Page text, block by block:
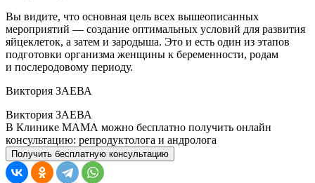
Вы видите, что основная цель всех вышеописанных
мероприятий — создание оптимальных условий для развития
яйцеклеток, а затем и зародыша. Это и есть один из этапов
подготовки организма женщины к беременности, родам
и послеродовому периоду.
Виктория ЗАЕВА
Виктория ЗАЕВА
В Клинике МАМА можно бесплатно получить онлайн
консультацию: репродуктолога и андролога
Получить бесплатную консультацию